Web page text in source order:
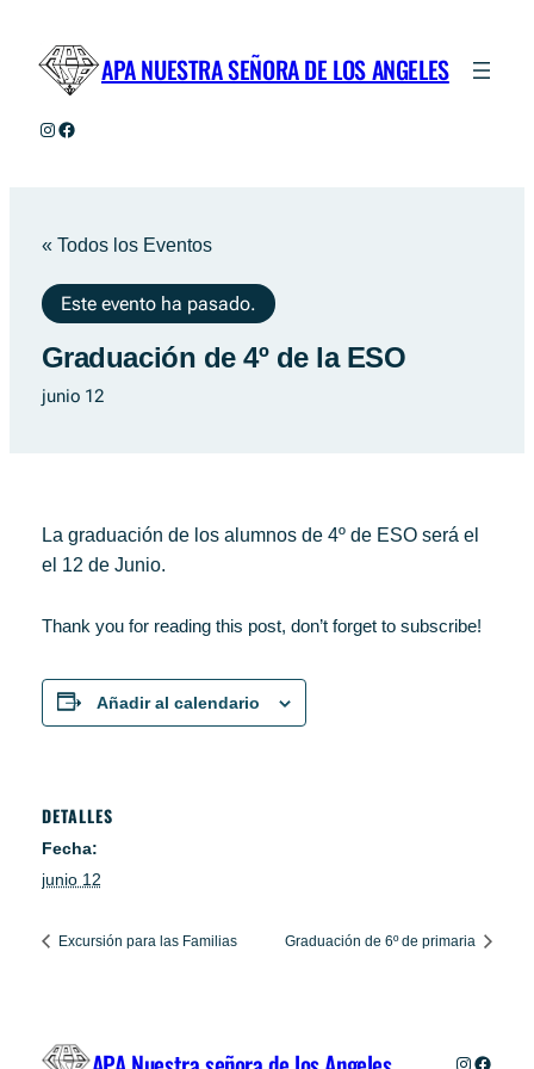
APA NUESTRA SEÑORA DE LOS ANGELES
Instagram
Facebook
« Todos los Eventos
Este evento ha pasado.
Graduación de 4º de la ESO
junio 12
La graduación de los alumnos de 4º de ESO será el
el 12 de Junio.
Thank you for reading this post, don’t forget to subscribe!
Añadir al calendario
DETALLES
Fecha:
junio 12
Excursión para las Familias Graduación de 6º de primaria